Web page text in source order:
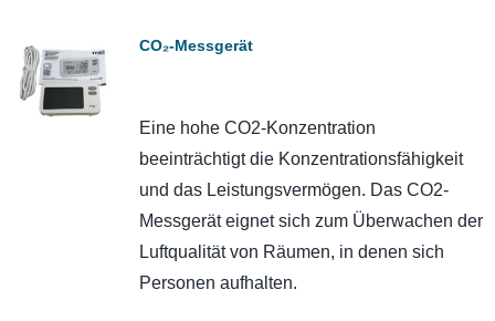
CO₂-Messgerät
Eine hohe CO2-Konzentration
beeinträchtigt die Konzentrationsfähigkeit
und das Leistungsvermögen. Das CO2-
Messgerät eignet sich zum Überwachen der
Luftqualität von Räumen, in denen sich
Personen aufhalten.